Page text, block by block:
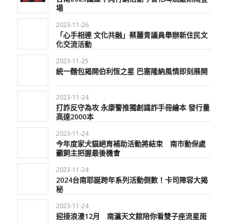
場
2023-11-26
「心手相連 文化共融」蔡麗青議員舉辦新住民文
化交流活動
2023-11-25
統一麵包揭開伯利恆之星 巴塞隆納風情即刻展開
2023-11-24
打詐反守為攻 永康警推獨創識詐手冊繪本 發行量
高達2000本
2023-11-24
今年度家犬貓絕育補助活動將結束 南市動保處
籲飼主把握最後機會
2023-11-24
2024台南耶誕跨年系列活動倒數！卡司陣容大揭
秘
2023-11-24
迎接浪漫12月 南瀛天文館陪你看雙子座流星雨